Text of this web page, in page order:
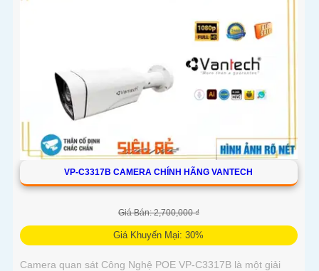
VP-C3317B CAMERA CHÍNH HÃNG VANTECH
Giá Bán: 2,700,000 ₫
Giá Khuyến Mại: 30%
Camera quan sát Công Nghệ POE VP-C3317B là một giải